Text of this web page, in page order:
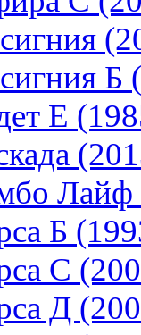
Б
Е
Лайф
Б
С
Д